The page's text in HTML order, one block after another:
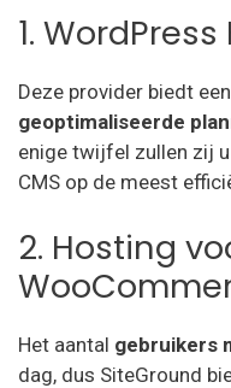
1.
Deze provider biedt
geoptimaliseerde
enige twijfel zullen zij
CMS op de meest
2. Hosting
Het aantal gebruikers
dag, dus SiteGround